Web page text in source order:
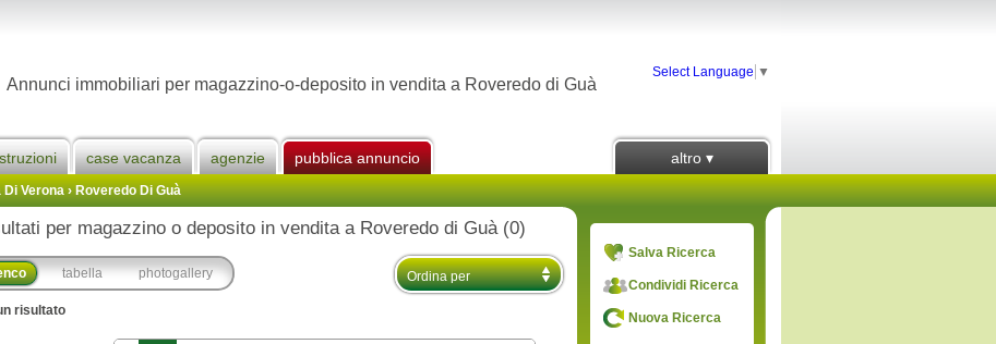
Annunci immobiliari per magazzino-o-deposito in vendita a Roveredo di Guà
case vacanza agenzie pubblica annuncio altro ▾
Select Language ▼
Di Verona›Roveredo Di Guà
per magazzino o deposito in vendita a Roveredo di Guà (0)
tabella photogallery
risultato
Salva Ricerca
Condividi Ricerca
Nuova Ricerca